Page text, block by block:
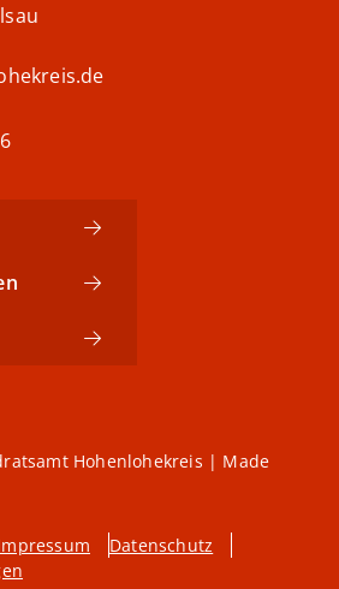
Hohenlohekreis | Made
Datenschutz